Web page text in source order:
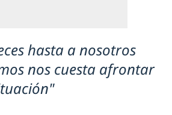
hasta a nosotros
nos cuesta afrontar